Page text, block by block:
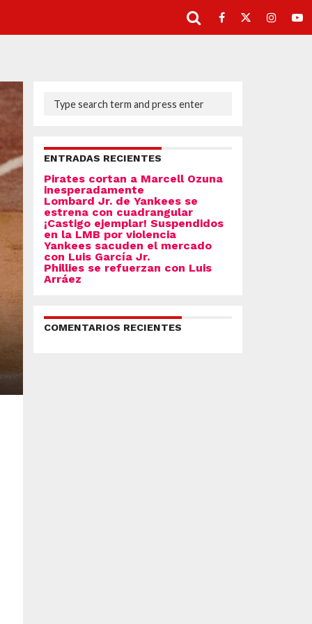
ENTRADAS RECIENTES
Pirates cortan a Marcell Ozuna
inesperadamente
Lombard Jr. de Yankees se
estrena con cuadrangular
¡Castigo ejemplar! Suspendidos
en la LMB por violencia
Yankees sacuden el mercado
con Luis García Jr.
Phillies se refuerzan con Luis
Arráez
COMENTARIOS RECIENTES